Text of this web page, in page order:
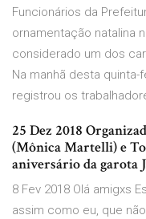
Funcionários da
ornamentação natalina
considerado um dos
Na manhã desta quinta-
registrou os
25 Dez 2018
(Mônica Martelli) e
aniversário da garota
8 Fev 2018 Olá amigxs
assim como eu, que